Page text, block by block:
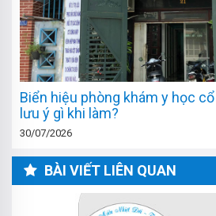
Biển hiệu phòng khám y học
lưu ý gì khi làm?
30/07/2026
BÀI VIẾT LIÊN QUAN